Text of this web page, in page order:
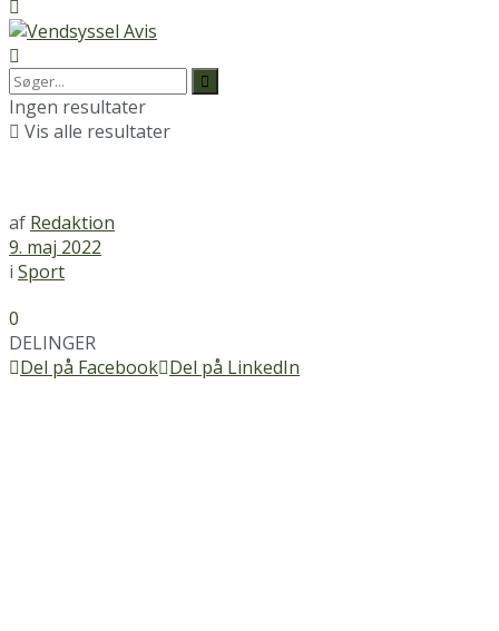
Ingen resultater
Vis alle resultater
af Redaktion
9. maj 2022
i Sport
0
DELINGER
Del på Facebook Del på LinkedIn